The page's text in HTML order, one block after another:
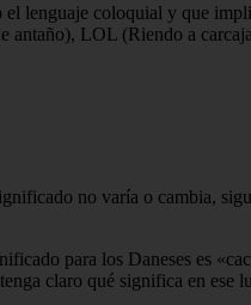
el lenguaje coloquial y que
antaño), LOL (Riendo a
no varía o cambia,
para los Daneses es
claro qué significa en ese